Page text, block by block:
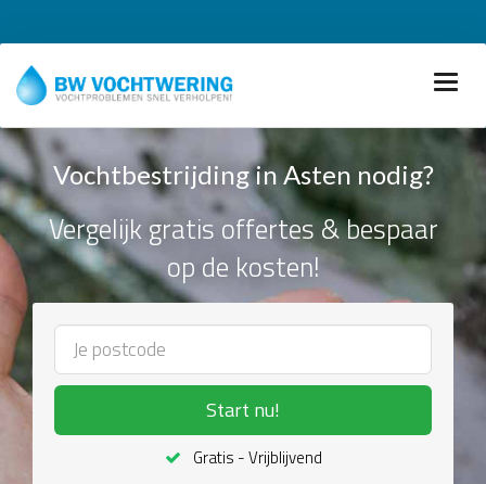
Vochtbestrijding in Asten nodig?
Vergelijk gratis offertes & bespaar
op de kosten!
Start nu!
Gratis - Vrijblijvend